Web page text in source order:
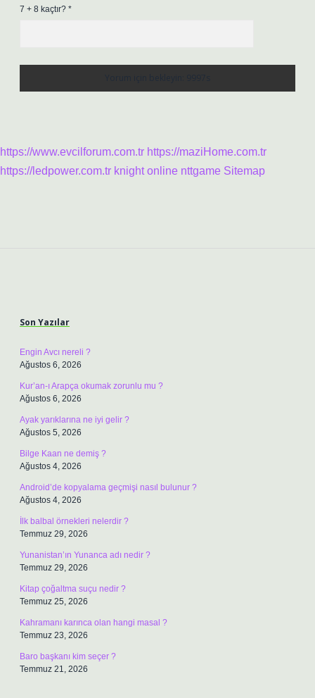
7 + 8 kaçtır? *
https://www.evcilforum.com.tr https://maziHome.com.tr
https://ledpower.com.tr knight online nttgame Sitemap
Son Yazılar
Engin Avcı nereli ?
Ağustos 6, 2026
Kur’an-ı Arapça okumak zorunlu mu ?
Ağustos 6, 2026
Ayak yarıklarına ne iyi gelir ?
Ağustos 5, 2026
Bilge Kaan ne demiş ?
Ağustos 4, 2026
Android’de kopyalama geçmişi nasıl bulunur ?
Ağustos 4, 2026
İlk balbal örnekleri nelerdir ?
Temmuz 29, 2026
Yunanistan’ın Yunanca adı nedir ?
Temmuz 29, 2026
Kitap çoğaltma suçu nedir ?
Temmuz 25, 2026
Kahramanı karınca olan hangi masal ?
Temmuz 23, 2026
Baro başkanı kim seçer ?
Temmuz 21, 2026